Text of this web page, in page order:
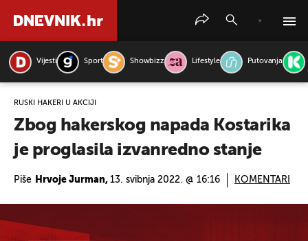
Vijesti Sport Showbizz Lifestyle Putovanja
RUSKI HAKERI U AKCIJI
Zbog hakerskog napada Kostarika
je proglasila izvanredno stanje
Piše Hrvoje Jurman, 13. svibnja 2022. @ 16:16 KOMENTARI
PRETRAŽITE VIJESTI